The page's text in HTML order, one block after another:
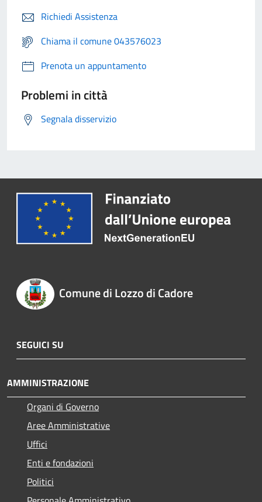
Richiedi Assistenza
Chiama il comune 043576023
Prenota un appuntamento
Problemi in città
Segnala disservizio
Comune di Lozzo di Cadore
SEGUICI SU
AMMINISTRAZIONE
Organi di Governo
Aree Amministrative
Uffici
Enti e fondazioni
Politici